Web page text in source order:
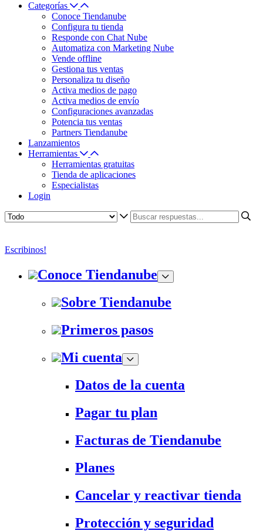
Categorías
Conoce Tiendanube
Configura tu tienda
Responde con Chat Nube
Automatiza con Marketing Nube
Vende offline
Gestiona tus ventas
Personaliza tu diseño
Activa medios de pago
Activa medios de envío
Configuraciones avanzadas
Potencia tus ventas
Partners Tiendanube
Lanzamientos
Herramientas
Herramientas gratuitas
Tienda de aplicaciones
Especialistas
Login
Escribinos!
Conoce Tiendanube
Sobre Tiendanube
Primeros pasos
Mi cuenta
Datos de la cuenta
Pagar tu plan
Facturas de Tiendanube
Planes
Cancelar y reactivar tienda
Protección y seguridad